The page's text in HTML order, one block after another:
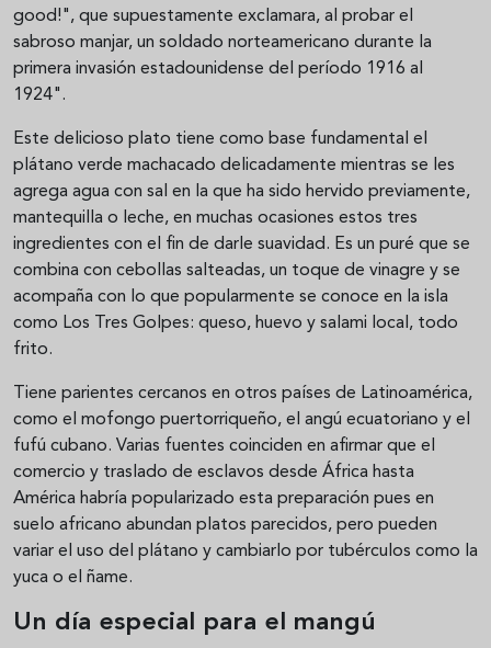
good!", que supuestamente exclamara, al probar el
sabroso manjar, un soldado norteamericano durante la
primera invasión estadounidense del período 1916 al
1924".
Este delicioso plato tiene como base fundamental el
plátano verde machacado delicadamente mientras se les
agrega agua con sal en la que ha sido hervido previamente,
mantequilla o leche, en muchas ocasiones estos tres
ingredientes con el fin de darle suavidad. Es un puré que se
combina con cebollas salteadas, un toque de vinagre y se
acompaña con lo que popularmente se conoce en la isla
como Los Tres Golpes: queso, huevo y salami local, todo
frito.
Tiene parientes cercanos en otros países de Latinoamérica,
como el mofongo puertorriqueño, el angú ecuatoriano y el
fufú cubano. Varias fuentes coinciden en afirmar que el
comercio y traslado de esclavos desde África hasta
América habría popularizado esta preparación pues en
suelo africano abundan platos parecidos, pero pueden
variar el uso del plátano y cambiarlo por tubérculos como la
yuca o el ñame.
Un día especial para el mangú